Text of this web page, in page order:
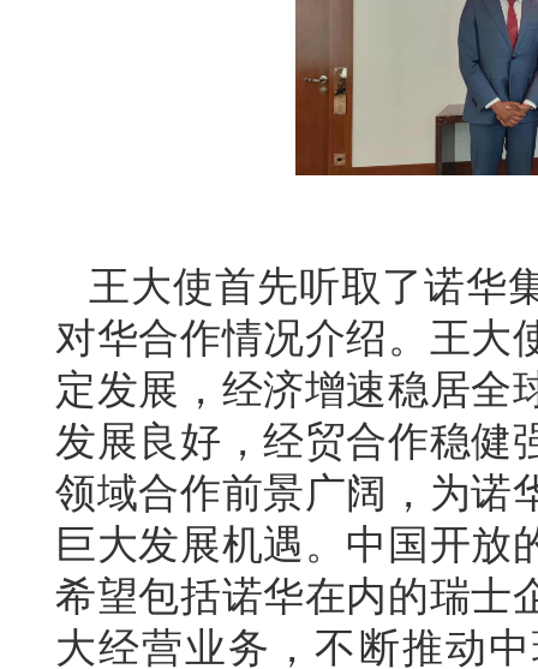
王大使首先听取了诺华
对华合作情况介绍。王大
定发展，经济增速稳居全
发展良好，经贸合作稳健
领域合作前景广阔，为诺
巨大发展机遇。中国开放
希望包括诺华在内的瑞士
大经营业务，不断推动